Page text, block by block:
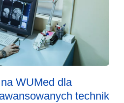
WUMed dla
technik